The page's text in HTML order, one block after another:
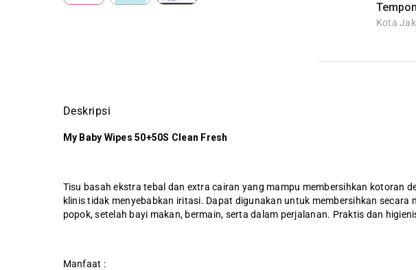
Kota
Deskripsi
My Baby Wipes 50+50S Clean Fresh
Tisu basah ekstra tebal dan extra cairan yang mampu membersihkan kotoran
klinis tidak menyebabkan iritasi. Dapat digunakan untuk membersihkan
popok, setelah bayi makan, bermain, serta dalam perjalanan. Praktis dan
Manfaat :